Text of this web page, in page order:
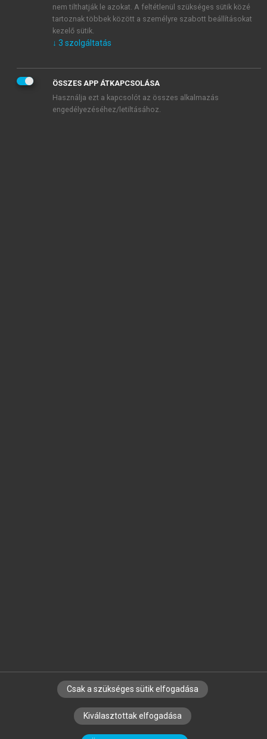
mersz.huoldalak licencszerződéseiben foglaltakat
tudomásul veszem és elfogadom.
KIPRÓBÁLOM
SZERZŐKNEK CÉGEKNEK KÖNYVTÁROSOKNAK
SZERKESZTÉSI ÉS LEKTORÁLÁSI ALAPELVEK
nem tilthatják le azokat. A feltétlenül szükséges sütik közé
tartoznak többek között a személyre szabott beállításokat
kezelő sütik.
↓ 3 szolgáltatás
ÖSSZES APP ÁTKAPCSOLÁSA
Használja ezt a kapcsolót az összes alkalmazás
engedélyezéséhez/letiltásához.
Csak a szükséges sütik elfogadása
Kiválasztottak elfogadása